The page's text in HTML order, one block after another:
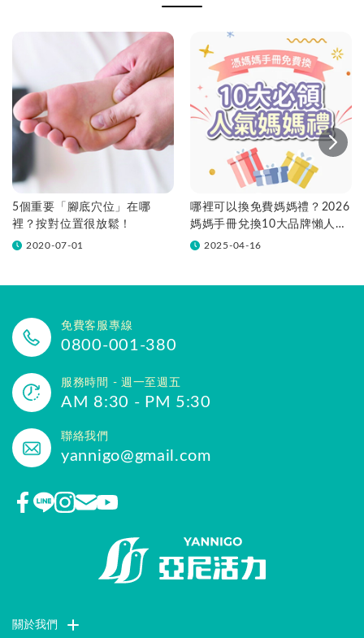
5個重要「腳底穴位」在哪
裡？按對位置很放鬆！
2020-07-01
哪裡可以換免費媽媽禮？2026
媽媽手冊兌換10大品牌懶人包
一次看！
2025-04-16
免費客服專線
0800-001-380
服務時間 - 週一至週五
AM 8:30 - PM 5:30
聯絡我們
yannigo@gmail.com
關於我們